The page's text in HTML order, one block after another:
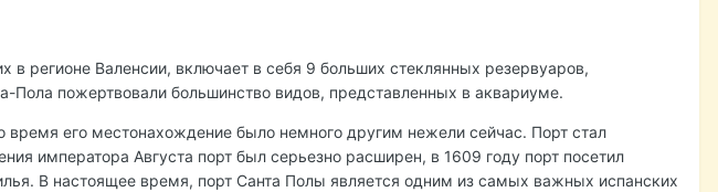
регионе Валенсии, включает в себя 9 больших стеклянных резервуаров,
пожертвовали большинство видов, представленных в аквариуме.
время его местонахождение было немного другим нежели сейчас. Порт стал
императора Августа порт был серьезно расширен, в 1609 году порт посетил
В настоящее время, порт Санта Полы является одним из самых важных испанских